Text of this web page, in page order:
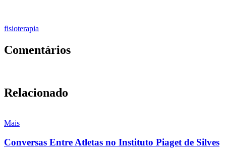
fisioterapia
Comentários
Relacionado
Mais
Conversas Entre Atletas no Instituto Piaget de Silves